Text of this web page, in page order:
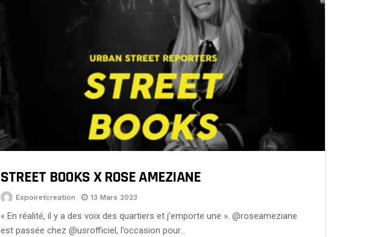
STREET BOOKS X ROSE AMEZIANE
Espoiretcreation 13 Mars 2023
« En réalité, il y a des voix des quartiers et j’emporte une ». @roseameziane
est passée chez @usrofficiel, l’occasion pour…